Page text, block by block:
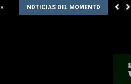
NOTICIAS DEL MOMENTO